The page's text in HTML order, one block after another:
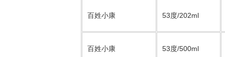
百姓小康 53度/202ml
百姓小康 53度/500ml